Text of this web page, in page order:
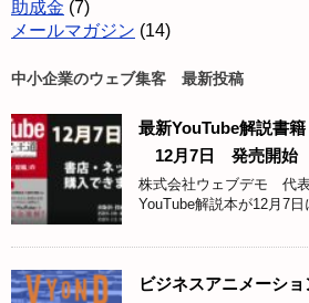
助成金 (7)
メールマガジン (14)
中小企業のウェブ集客 最新投稿
最新YouTube解説書
12月7日 発売開始
株式会社ウェブデモ 代
YouTube解説本が12月7日
ビジネスアニメーシ